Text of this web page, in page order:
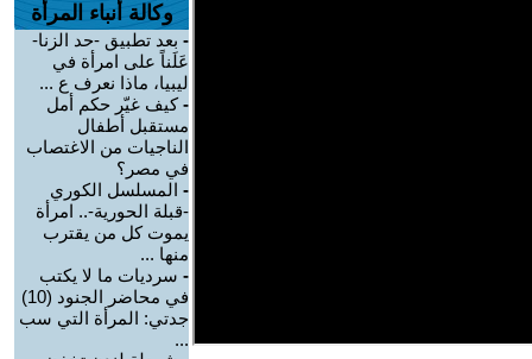
وكالة أنباء المرأة
- بعد تطبيق -حد الزنا-
عَلَناً على امرأة في
ليبيا، ماذا نعرف ع ...
-كيف غيّر حكم أمل
مستقبل أطفال
الناجيات من الاغتصاب
في مصر؟
- المسلسل الكوري
-قبلة الحورية-.. امرأة
يموت كل من يقترب
منها ...
- سرديات ما لا يكتب
في محاضر الجنود (10)
جدتي: المرأة التي سب
...